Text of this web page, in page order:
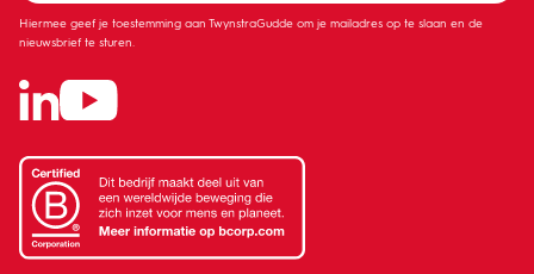
Hiermee geef je toestemming aan TwynstraGudde om je mailadres op te slaan en de
nieuwsbrief te sturen.